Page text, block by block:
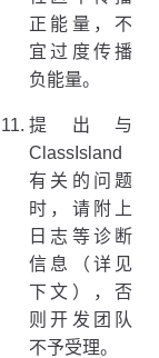
正能量，不
宜过度传播
负能量。
提出与
ClassIsland
有关的问题
时，请附上
日志等诊断
信息（详见
下文），否
则开发团队
不予受理。